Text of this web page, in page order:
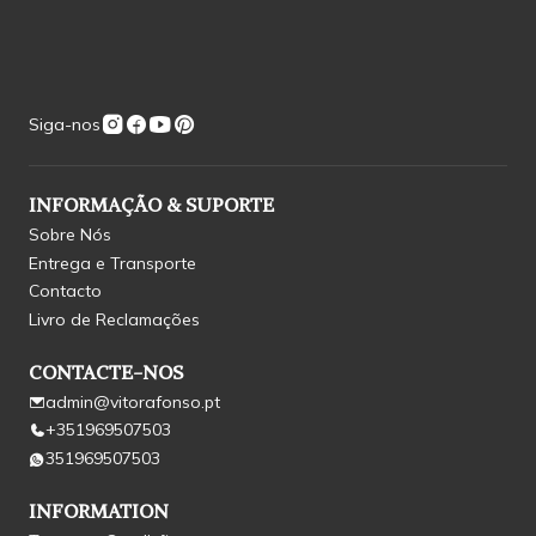
Siga-nos
INFORMAÇÃO & SUPORTE
Sobre Nós
Entrega e Transporte
Contacto
Livro de Reclamações
CONTACTE-NOS
admin@vitorafonso.pt
+351969507503
351969507503
INFORMATION